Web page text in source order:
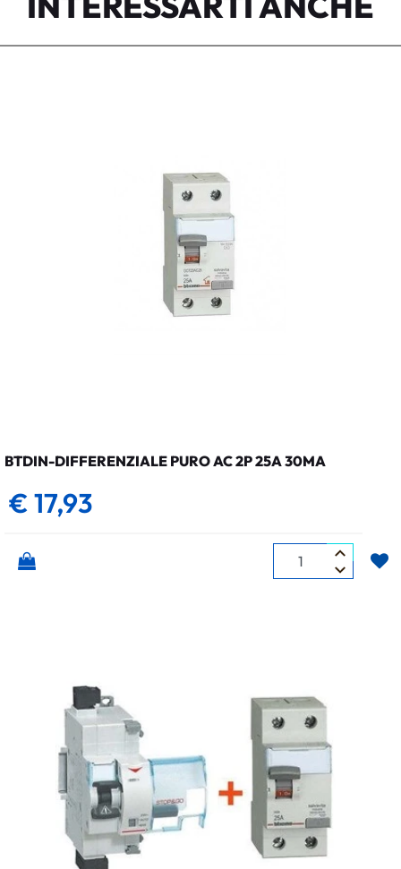
BTDIN-DIFFERENZIALE PURO AC 2P 25A 30MA
€ 17,93
Quantità